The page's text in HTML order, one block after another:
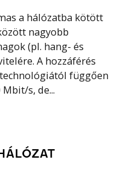
a hálózatba kötött
nagyobb
(pl. hang- és
A hozzáférés
függően
s, de...